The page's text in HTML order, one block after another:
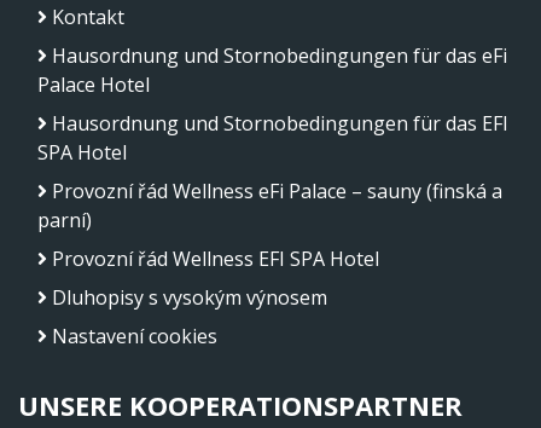
Kontakt
Hausordnung und Stornobedingungen für das eFi
Palace Hotel
Hausordnung und Stornobedingungen für das EFI
SPA Hotel
Provozní řád Wellness eFi Palace – sauny (finská a
parní)
Provozní řád Wellness EFI SPA Hotel
Dluhopisy s vysokým výnosem
Nastavení cookies
UNSERE KOOPERATIONSPARTNER